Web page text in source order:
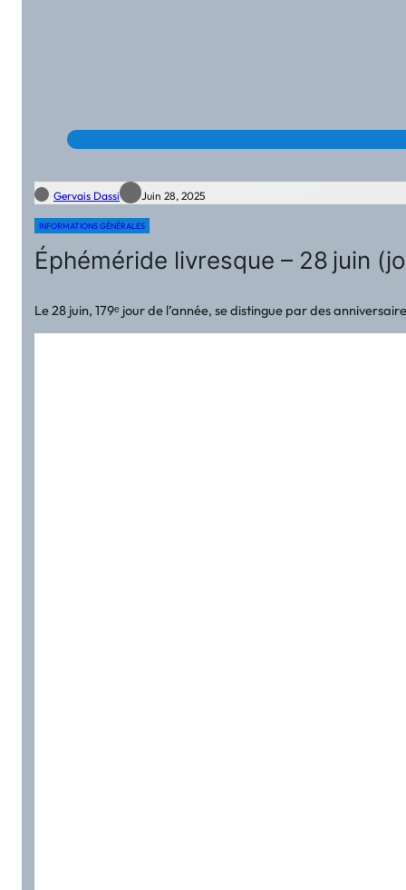
Gervais Dassi Juin 28, 2025
INFORMATIONS GÉNÉRALES
Éphéméride livresque – 28 juin
Le 28 juin, 179ᵉ jour de l’année, se distingue par des